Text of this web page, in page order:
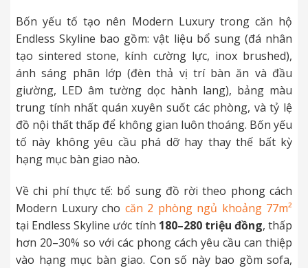
Bốn yếu tố tạo nên Modern Luxury trong căn hộ
Endless Skyline bao gồm: vật liệu bổ sung (đá nhân
tạo sintered stone, kính cường lực, inox brushed),
ánh sáng phân lớp (đèn thả vị trí bàn ăn và đầu
giường, LED âm tường dọc hành lang), bảng màu
trung tính nhất quán xuyên suốt các phòng, và tỷ lệ
đồ nội thất thấp để không gian luôn thoáng. Bốn yếu
tố này không yêu cầu phá dỡ hay thay thế bất kỳ
hạng mục bàn giao nào.
Về chi phí thực tế: bổ sung đồ rời theo phong cách
Modern Luxury cho căn 2 phòng ngủ khoảng 77m²
tại Endless Skyline ước tính 180–280 triệu đồng, thấp
hơn 20–30% so với các phong cách yêu cầu can thiệp
vào hạng mục bàn giao. Con số này bao gồm sofa,